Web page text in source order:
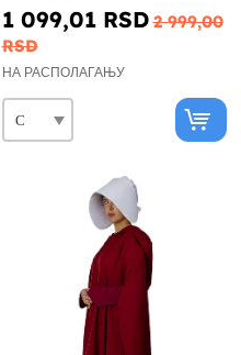
1 099,01 RSD 2 999,00
RSD
НА РАСПОЛАГАЊУ